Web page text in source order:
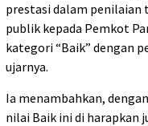
prestasi dalam penilaian
publik kepada Pemkot
kategori “Baik” dengan
ujarnya.
Ia menambahkan,
nilai Baik ini di harapkan